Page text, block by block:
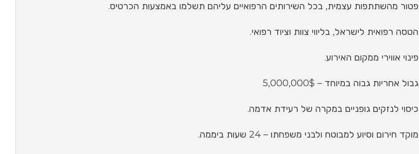
פטור מהשתתפות עצמית, בכל השירותים הרפואיים עליהם תשלמו באמצעות הכרטיס.
הטסה רפואית לישראל, בליווי צוות וציוד רפואי.
פינוי אווירי ממקום האירוע.
גבול אחריות גבוה במיוחד – 5,000,000$
כיסוי לנזקים גופניים במקרה של רעידת אדמה.
מוקד חירום וסיוע למבוטח ולבני משפחתו – 24 שעות ביממה.